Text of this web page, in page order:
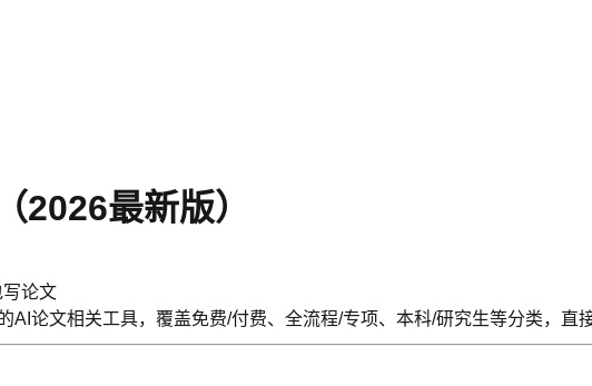
2026最新版）
写论文
AI论文相关工具，覆盖免费/付费、全流程/专项、本科/研究生等分类，直